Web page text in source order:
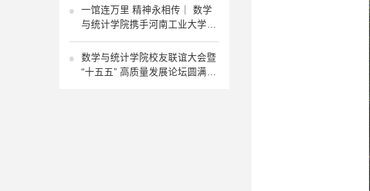
神！
一馆连万里 精神永相传｜ 数学
与统计学院携手河南工业大学档
案馆共探红色馆藏 共传长征精
神！
数学与统计学院校友联谊大会暨
“十五五” 高质量发展论坛圆满举